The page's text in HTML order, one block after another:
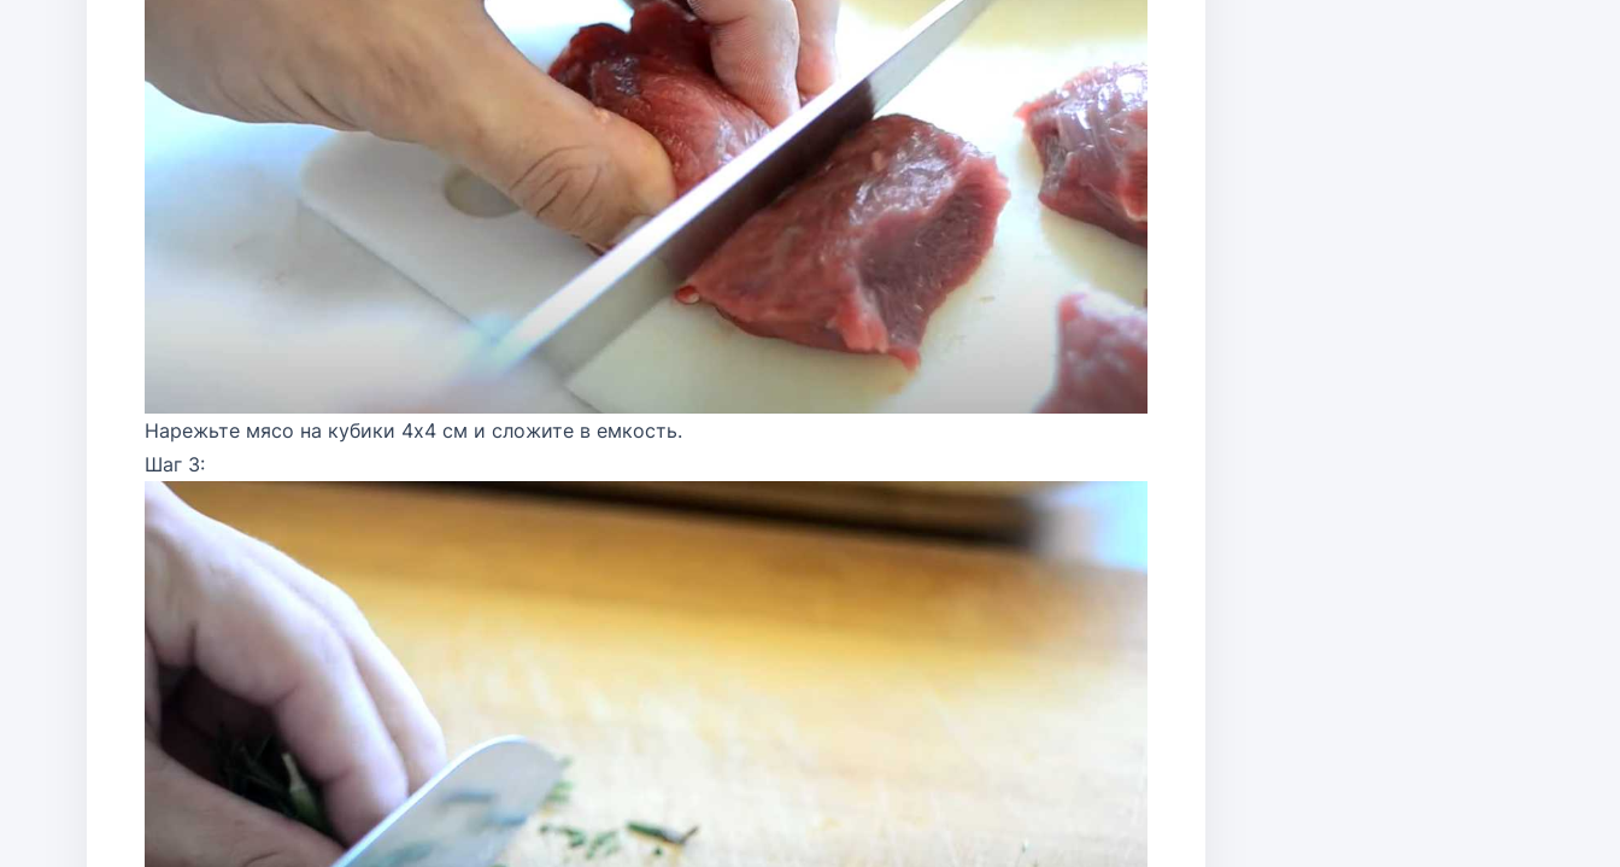
Нарежьте мясо на кубики 4х4 см и сложите в емкость.
Шаг 3: